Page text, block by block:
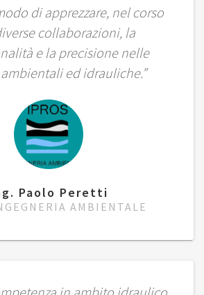
di apprezzare, nel corso
collaborazioni, la
e la precisione nelle
ed idrauliche.”
Paolo Peretti
AMBIENTALE